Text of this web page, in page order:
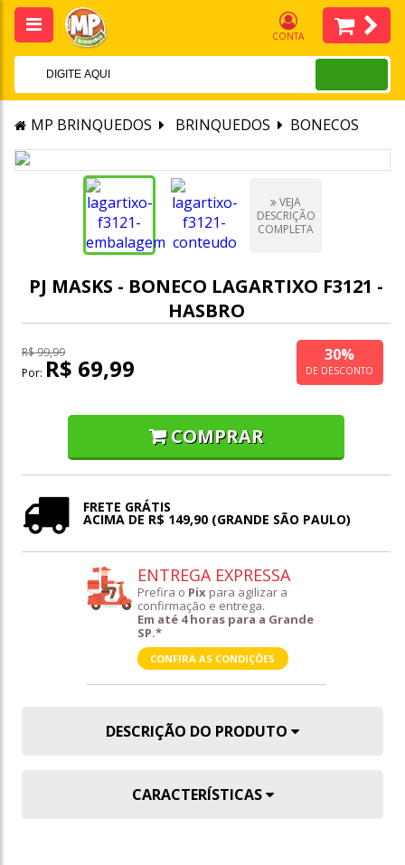
CONTA
MP BRINQUEDOS BRINQUEDOS BONECOS
VEJA
DESCRIÇÃO
COMPLETA
PJ MASKS - BONECO LAGARTIXO F3121 -
HASBRO
R$ 99,99
Por: R$ 69,99 30%
DE DESCONTO
COMPRAR
FRETE GRÁTIS
ACIMA DE R$ 149,90 (GRANDE SÃO PAULO)
ENTREGA EXPRESSA
Prefira o Pix para agilizar a
confirmação e entrega.
Em até 4 horas para a Grande
SP.*
CONFIRA AS CONDIÇÕES
DESCRIÇÃO DO PRODUTO
CARACTERÍSTICAS